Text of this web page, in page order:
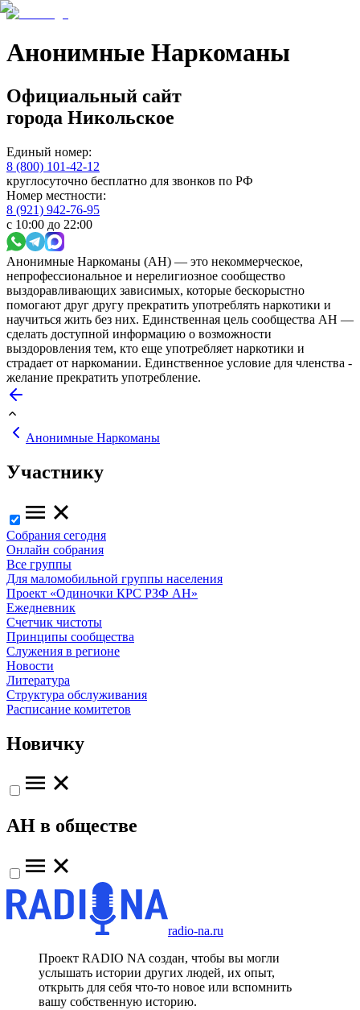
Анонимные Наркоманы
Официальный сайт
города Никольское
Единый номер:
8 (800) 101-42-12
круглосуточно бесплатно для звонков по РФ
Номер местности:
8 (921) 942-76-95
с 10:00 до 22:00
Анонимные Наркоманы (АН) — это некоммерческое,
непрофессиональное и нерелигиозное сообщество
выздоравливающих зависимых, которые бескорыстно
помогают друг другу прекратить употреблять наркотики и
научиться жить без них. Единственная цель сообщества АН —
сделать доступной информацию о возможности
выздоровления тем, кто еще употребляет наркотики и
страдает от наркомании. Единственное условие для членства -
желание прекратить употребление.
Анонимные Наркоманы
Участнику
Собрания сегодня
Онлайн собрания
Все группы
Для маломобильной группы населения
Проект «Одиночки КРС РЗФ АН»
Ежедневник
Счетчик чистоты
Принципы сообщества
Служения в регионе
Новости
Литература
Структура обслуживания
Расписание комитетов
Новичку
АН в обществе
radio-na.ru
Проект RADIO NA создан, чтобы вы могли
услышать истории других людей, их опыт,
открыть для себя что-то новое или вспомнить
вашу собственную историю.